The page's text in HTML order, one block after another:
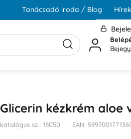
Tanácsadó iroda / Blog Hírek
Glicerin kézkrém aloe
katalógus sz.: 16050 EAN: